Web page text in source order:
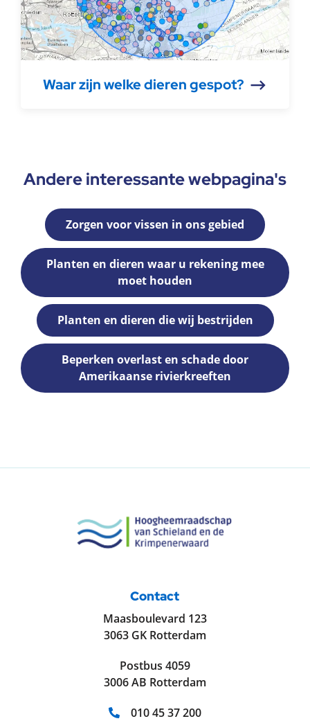
Waar zijn welke dieren gespot?
Andere interessante webpagina's
Zorgen voor vissen in ons gebied
Planten en dieren waar u rekening mee
moet houden
Planten en dieren die wij bestrijden
Beperken overlast en schade door
Amerikaanse rivierkreeften
Contact
Maasboulevard 123
3063 GK Rotterdam
Postbus 4059
3006 AB Rotterdam
Telefoonnummer:
010 45 37 200